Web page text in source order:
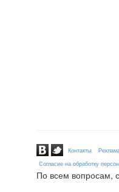
Контакты
Согласие на обработку
По всем вопросам,